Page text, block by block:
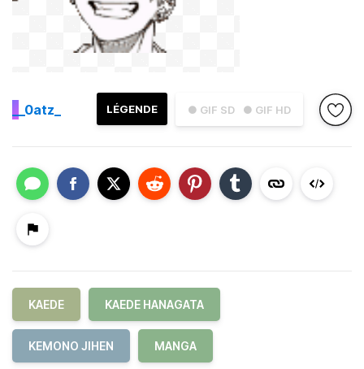
● GIF SD ● GIF HD
LÉGENDE
_ _0atz_
KAEDE KAEDE HANAGATA
KEMONO JIHEN MANGA